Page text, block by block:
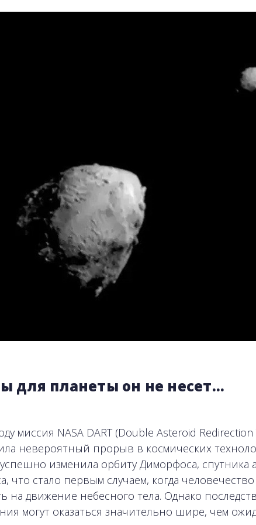
для планеты он не несет...
миссия NASA DART (Double Asteroid Redirection
невероятный прорыв в космических
изменила орбиту Диморфоса, спутника
что стало первым случаем, когда
на движение небесного тела. Однако
могут оказаться значительно шире, чем